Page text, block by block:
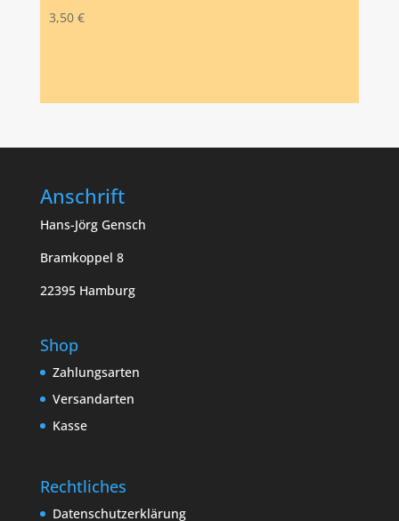
3,50 €
Anschrift
Hans-Jörg Gensch
Bramkoppel 8
22395 Hamburg
Shop
Zahlungsarten
Versandarten
Kasse
Rechtliches
Datenschutzerklärung